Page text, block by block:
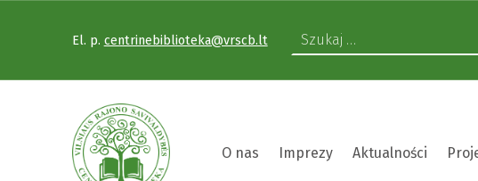
VILNIAUS RAJONO SAVIVALDYBĖS CENTRINĖ BIBLIOTEKA O nas Imprezy Aktualności
El. p. centrinebiblioteka@vrscb.lt